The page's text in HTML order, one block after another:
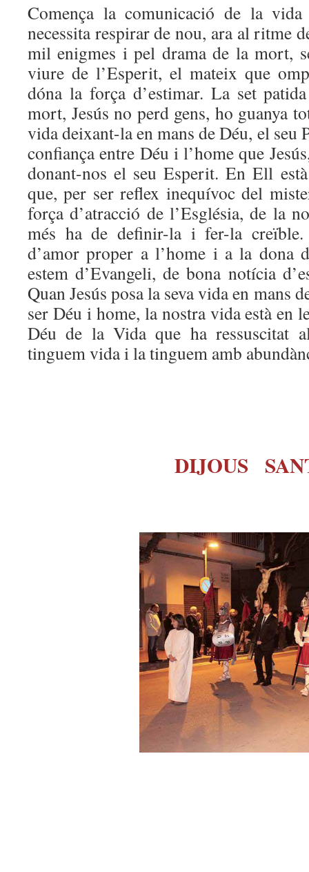
Comença la comunicació de la
necessita respirar de nou, ara al ritme
mil enigmes i pel drama de la mort,
viure de l’Esperit, el mateix que
dóna la força d’estimar. La set
mort, Jesús no perd gens, ho guanya
vida deixant-la en mans de Déu, el seu
confiança entre Déu i l’home que
donant-nos el seu Esperit. En Ell
que, per ser reflex inequívoc del
força d’atracció de l’Església, de la
més ha de definir-la i fer-la creïble.
d’amor proper a l’home i a la dona
estem d’Evangeli, de bona notícia
Quan Jesús posa la seva vida en mans
ser Déu i home, la nostra vida està en
Déu de la Vida que ha ressuscitat
tinguem vida i la tinguem amb
DIJOUS